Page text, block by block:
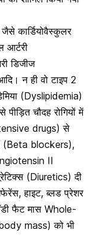
कार्डियोवैस्कुलर
आर्टरी
डिजीज
न ही वो टाइप 2
(Dyslipidemia)
चौदह रोगियों में
drugs) से
(Beta blockers),
II
(Diuretics) दी
हाइट, ब्लड प्रेशर
फैट मास Whole-
mass) को भी